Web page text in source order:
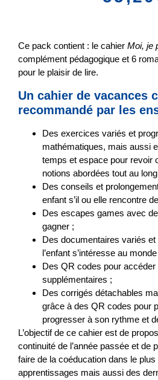
Ce pack contient : le cahier Moi, je
complément pédagogique et 6
pour le plaisir de lire.
Un cahier de vacances
recommandé par les
Des exercices variés et
mathématiques, mais aussi
temps et espace pour revoir
notions abordées tout au long
Des conseils et
enfant s’il ou elle rencontre
Des escapes games avec
gagner ;
Des documentaires variés et
l’enfant s’intéresse au
Des QR codes pour
supplémentaires ;
Des corrigés détachables
grâce à des QR codes pour
progresser à son rythme et
L’objectif de ce cahier est de
continuité de l’année passée et de
faire de la coéducation dans le
apprentissages mais aussi des